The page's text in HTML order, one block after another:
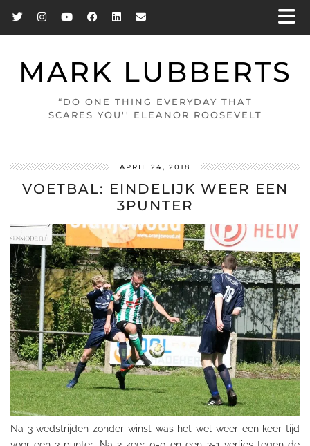
MARK LUBBERTS
“DO ONE THING EVERYDAY THAT
SCARES YOU'' ELEANOR ROOSEVELT
APRIL 24, 2018
VOETBAL: EINDELIJK WEER EEN
3PUNTER
Na 3 wedstrijden zonder winst was het wel weer een keer tijd